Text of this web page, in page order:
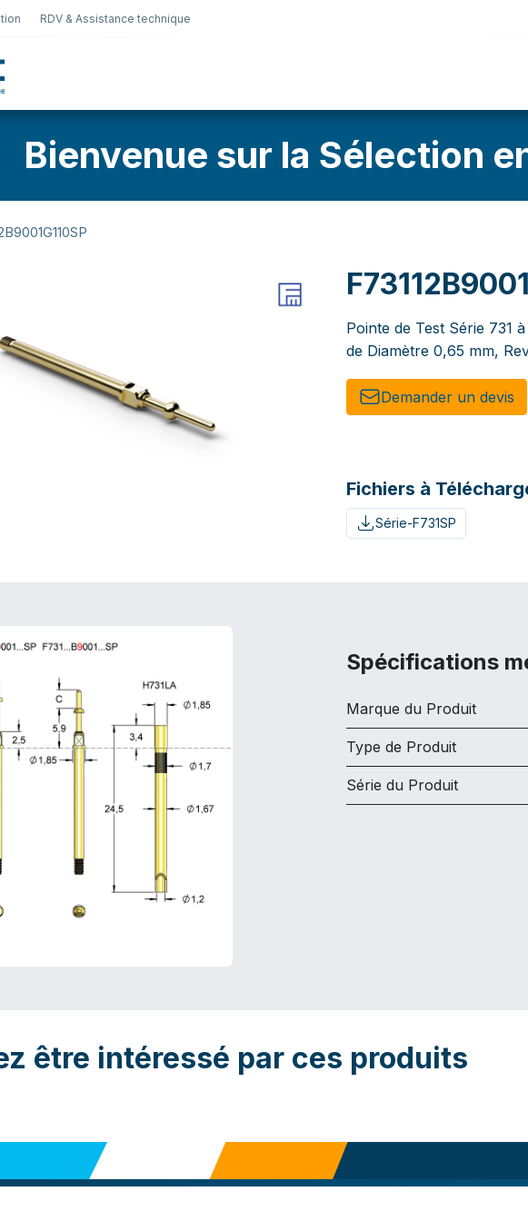
RDV & Assistance technique
Sélection en
Bienvenue sur la Sélection
Pointe de Test Série 731
de Diamètre 0,65 mm,
Demander un de​​vis​​
Fichiers à
Série-F731SP
Spécifications
Marque du Produit
Type de Produit
Série du Produit
être intéressé par ces produits